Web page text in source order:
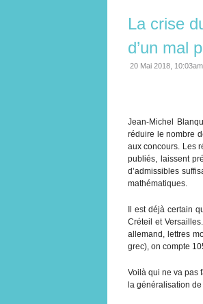
La crise
d’un mal
20 Mai 2018, 10:03am
Jean-Michel
réduire le nombre
aux concours. Les
publiés, laissent
d’admissibles
mathématiques.
Il est déjà certain
Créteil et
allemand, lettres
grec), on compte
Voilà qui ne va pas
la généralisation de